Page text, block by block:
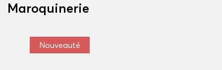
Maroquinerie
Nouveauté